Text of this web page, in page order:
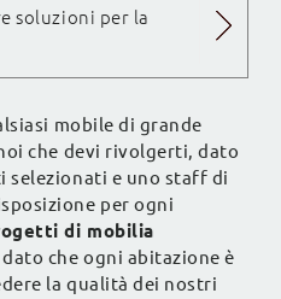
soluzioni per la
mobile di grande
che devi rivolgerti, dato
selezionati e uno staff di
per ogni
di mobilia
che ogni abitazione è
la qualità dei nostri